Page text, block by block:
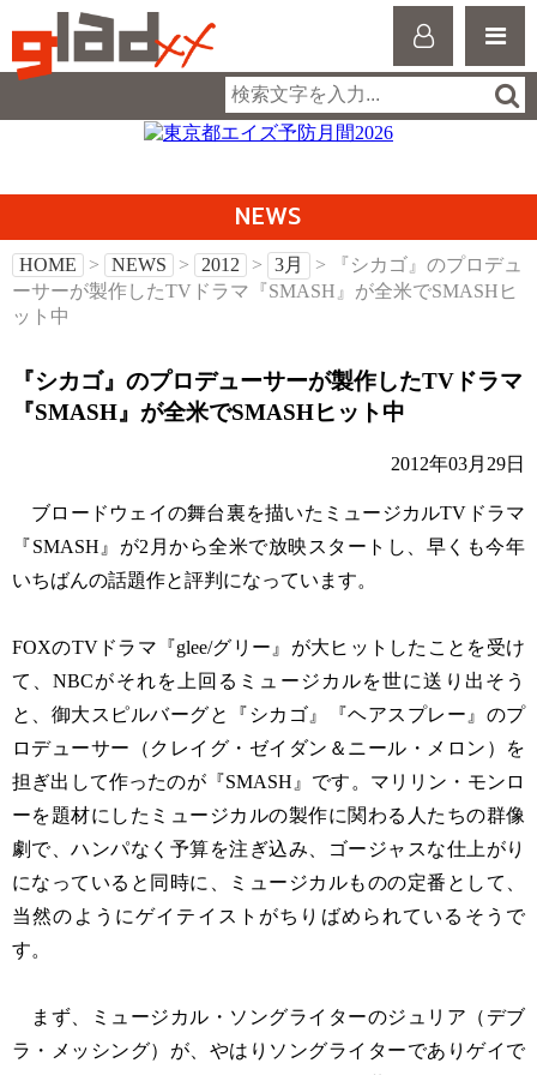
NEWS
HOME > NEWS > 2012 > 3月
> 『シカゴ』のプロデュ
ーサーが製作したTVドラマ『SMASH』が全米でSMASHヒ
ット中
『シカゴ』のプロデューサーが製作したTVドラマ
『SMASH』が全米でSMASHヒット中
2012年03月29日
ブロードウェイの舞台裏を描いたミュージカルTVドラマ
『SMASH』が2月から全米で放映スタートし、早くも今年
いちばんの話題作と評判になっています。
FOXのTVドラマ『glee/グリー』が大ヒットしたことを受け
て、NBCがそれを上回るミュージカルを世に送り出そう
と、御大スピルバーグと『シカゴ』『ヘアスプレー』のプ
ロデューサー（クレイグ・ゼイダン＆ニール・メロン）を
担ぎ出して作ったのが『SMASH』です。マリリン・モンロ
ーを題材にしたミュージカルの製作に関わる人たちの群像
劇で、ハンパなく予算を注ぎ込み、ゴージャスな仕上がり
になっていると同時に、ミュージカルものの定番として、
当然のようにゲイテイストがちりばめられているそうで
す。
まず、ミュージカル・ソングライターのジュリア（デブ
ラ・メッシング）が、やはりソングライターでありゲイで